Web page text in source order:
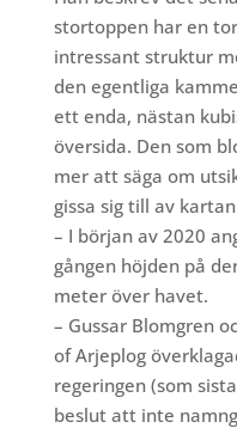
stortoppen har en
intressant struktur
den egentliga
ett enda, nästan
översida. Den som
mer att säga om
gissa sig till av
– I början av 2020
gången höjden på
meter över havet.
– Gussar Blomgren
of Arjeplog
regeringen (som
beslut att inte